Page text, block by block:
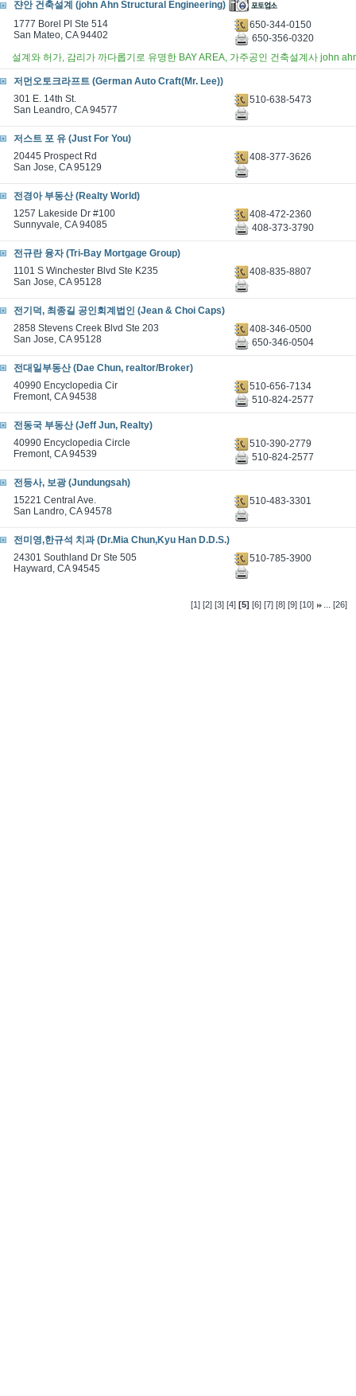
쟌안 건축설계 (john Ahn Structural Engineering)
1777 Borel Pl Ste 514
San Mateo, CA 94402
650-344-0150
650-356-0320
설계와 허가, 감리가 까다롭기로 유명한 BAY AREA, 가주공인 건축설계사 john
저먼오토크라프트 (German Auto Craft(Mr. Lee))
301 E. 14th St.
San Leandro, CA 94577
510-638-5473
저스트 포 유 (Just For You)
20445 Prospect Rd
San Jose, CA 95129
408-377-3626
전경아 부동산 (Realty World)
1257 Lakeside Dr #100
Sunnyvale, CA 94085
408-472-2360
408-373-3790
전규란 융자 (Tri-Bay Mortgage Group)
1101 S Winchester Blvd Ste K235
San Jose, CA 95128
408-835-8807
전기덕, 최종길 공인회계법인 (Jean & Choi Caps)
2858 Stevens Creek Blvd Ste 203
San Jose, CA 95128
408-346-0500
650-346-0504
전대일부동산 (Dae Chun, realtor/Broker)
40990 Encyclopedia Cir
Fremont, CA 94538
510-656-7134
510-824-2577
전동국 부동산 (Jeff Jun, Realty)
40990 Encyclopedia Circle
Fremont, CA 94539
510-390-2779
510-824-2577
전등사, 보광 (Jundungsah)
15221 Central Ave.
San Landro, CA 94578
510-483-3301
전미영,한규석 치과 (Dr.Mia Chun,Kyu Han D.D.S.)
24301 Southland Dr Ste 505
Hayward, CA 94545
510-785-3900
[1] [2] [3] [4] [5] [6] [7] [8] [9] [10] ...[26]